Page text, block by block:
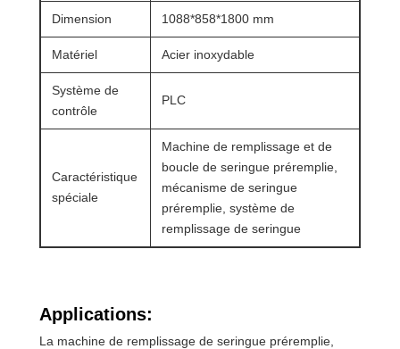
Dimension 1088*858*1800 mm
Matériel Acier inoxydable
Système de
contrôle
PLC
Caractéristique
spéciale
Machine de remplissage et de
boucle de seringue préremplie,
mécanisme de seringue
préremplie, système de
remplissage de seringue
Applications:
La machine de remplissage de seringue préremplie,